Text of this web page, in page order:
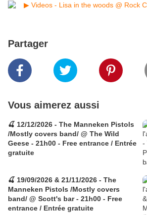
Partager
Vous aimerez aussi
🍒 12/12/2026 - The Manneken Pistols
/Mostly covers band/ @ The Wild
Geese - 21h00 - Free entrance / Entrée
gratuite
🍒 19/09/2026 & 21/11/2026 - The
Manneken Pistols /Mostly covers
band/ @ Scott's bar - 21h00 - Free
entrance / Entrée gratuite